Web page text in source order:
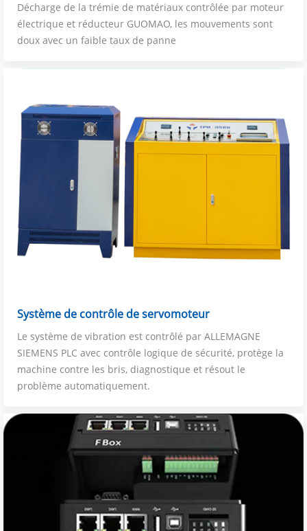
Décharge de la trémie de matériaux contrôlée par moteur
électrique et réducteur GUOMAO, les mouvements sont
doux avec un faible taux de panne
Système de contrôle de servomoteur
Le système de vibration est contrôlé par ALLEMAGNE
SIEMENS PLC avec contrôle logique de sécurité, protège la
machine contre les bris, diagnostique et résout le
problème automatiquement.